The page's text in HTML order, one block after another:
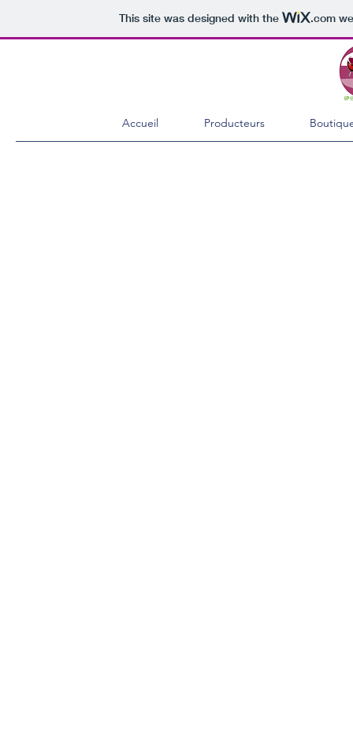
This site was designed with the .com
Accueil Producteurs